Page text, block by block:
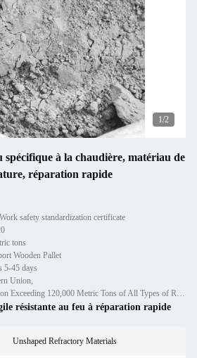
2/2
spécifique à la chaudière, matériau de
réparation rapide
safety standardization certificate
tons
Wooden Pallet
5-45 days
Union,
Supply Ability: Annual Production Exceeding 120,000 Metric Tons of All Types of Refractory Materials Including Castables, Preforms, and Bric
résistante au feu à réparation rapide
Unshaped Refractory Materials